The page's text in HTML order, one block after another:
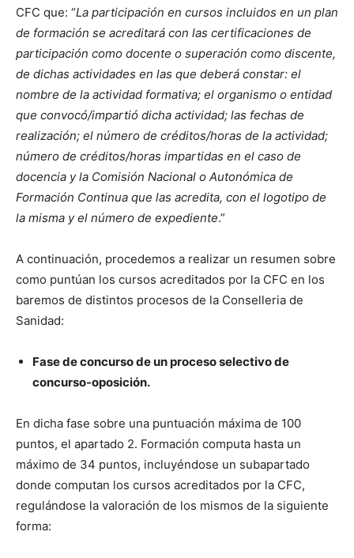
CFC que: “La participación en cursos incluidos en un plan
de formación se acreditará con las certificaciones de
participación como docente o superación como discente,
de dichas actividades en las que deberá constar: el
nombre de la actividad formativa; el organismo o entidad
que convocó/impartió dicha actividad; las fechas de
realización; el número de créditos/horas de la actividad;
número de créditos/horas impartidas en el caso de
docencia y la Comisión Nacional o Autonómica de
Formación Continua que las acredita, con el logotipo de
la misma y el número de expediente.”
A continuación, procedemos a realizar un resumen sobre
como puntúan los cursos acreditados por la CFC en los
baremos de distintos procesos de la Conselleria de
Sanidad:
Fase de concurso de un proceso selectivo de
concurso-oposición.
En dicha fase sobre una puntuación máxima de 100
puntos, el apartado 2. Formación computa hasta un
máximo de 34 puntos, incluyéndose un subapartado
donde computan los cursos acreditados por la CFC,
regulándose la valoración de los mismos de la siguiente
forma: